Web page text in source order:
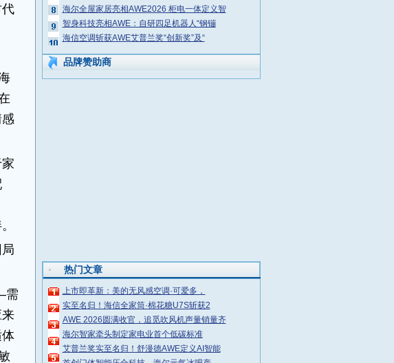
需
海尔全屋家居亮相AWE2026 柜电一体定义智
智身科技亮相AWE：自研四足机器人“钢镚
海信空调斩获AWE艾普兰奖“创新奖”及“
品牌赞助商
热门文章
上市即革新：美的无风感空调·可爱多，
实至名归！海信全家筒·棉花糖U7S斩获2
AWE 2026圆满收官，追觅吹风机声量销量齐
海尔智家牵头制定家电业首个低碳标准
艾普兰奖实至名归！舒漫德AWE定义AI智能